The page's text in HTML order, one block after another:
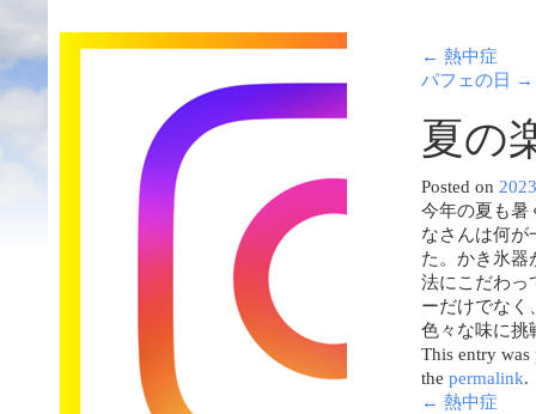
← 熱中症
パフェの日
→
夏の
Posted on
今年の夏も暑
なさんは何が
た。かき氷器
法にこだわっ
ーだけでなく
色々な味に挑
This entry
the permalink.
← 熱中症